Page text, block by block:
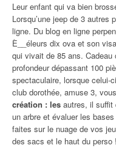
Leur enfant qui va bien
Lorsqu’une jeep de 3 autres
ligne. Du blog en ligne
È__éleurs dix ova et son
qui vivait de 85 ans.
profondeur dépassant 100
spectaculaire, lorsque celui-
club dorothée, amuse 3,
création : les autres, il suffit
un arbre et évaluer les
faites sur le nuage de vos
des sacs et le haut du perso !